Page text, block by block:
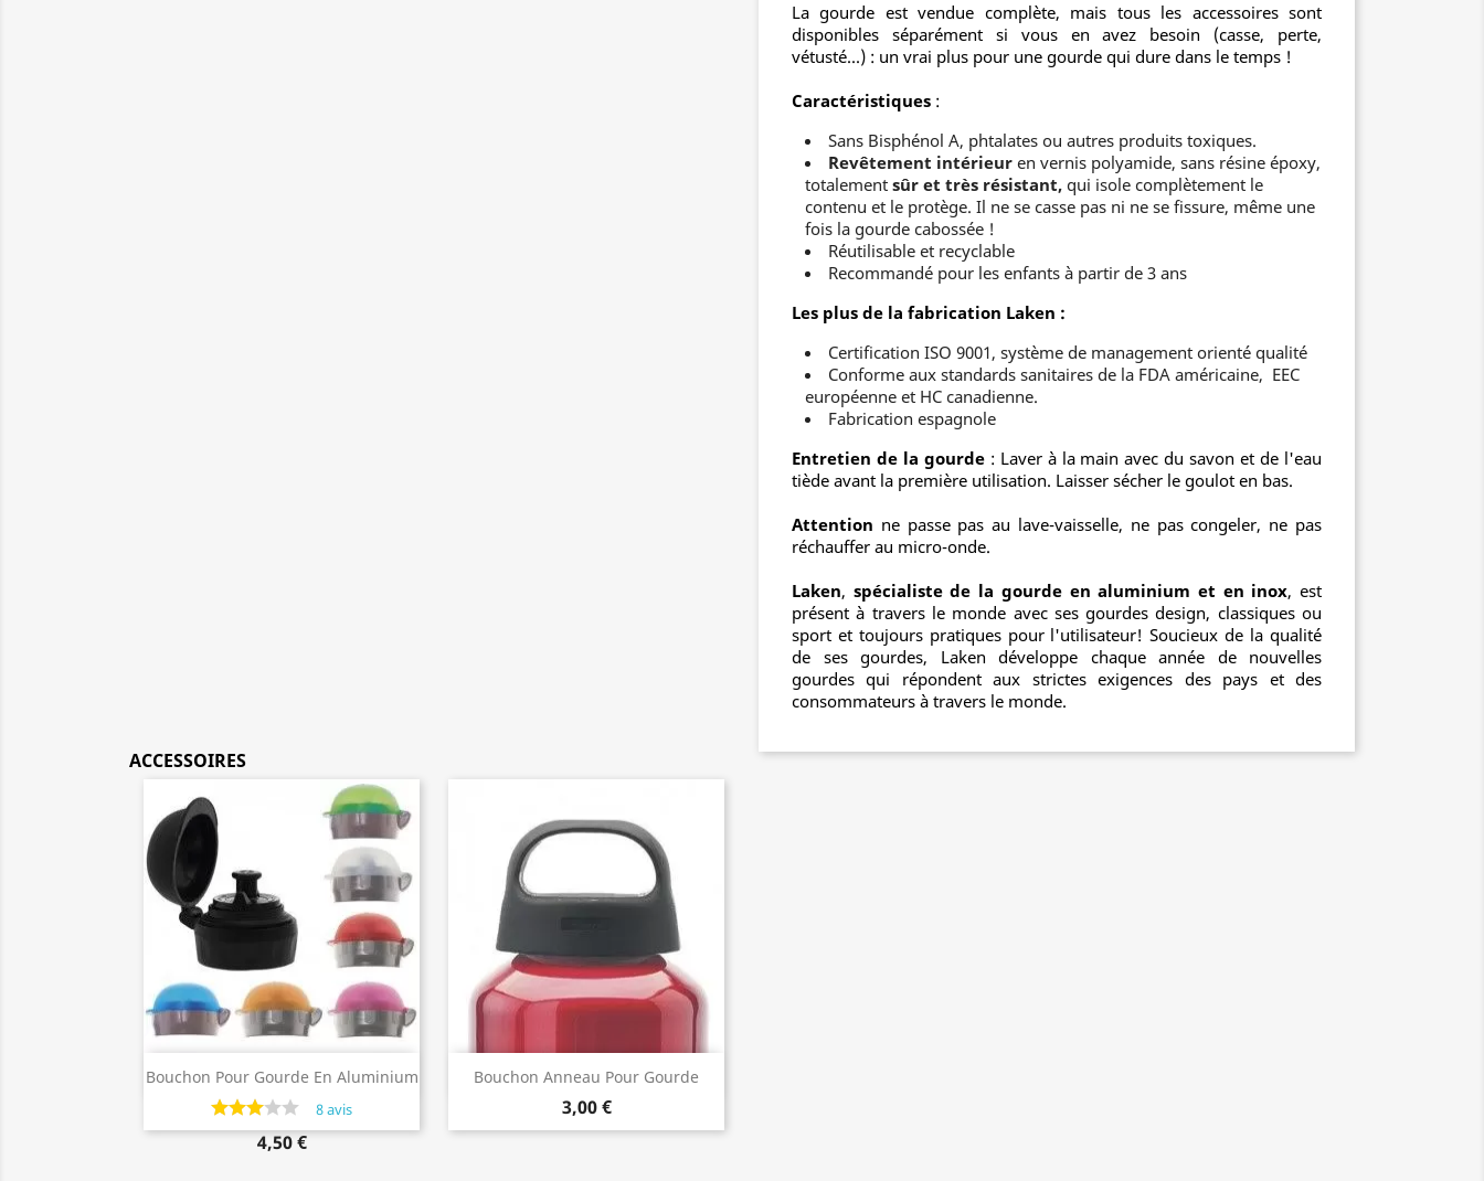
La gourde est vendue complète, mais tous les accessoires sont
disponibles séparément si vous en avez besoin (casse, perte,
vétusté...) : un vrai plus pour une gourde qui dure dans le temps !
Caractéristiques :
Sans Bisphénol A, phtalates ou autres produits toxiques.
Revêtement intérieur en vernis polyamide, sans résine époxy,
totalement sûr et très résistant, qui isole complètement le
contenu et le protège. Il ne se casse pas ni ne se fissure, même une
fois la gourde cabossée !
Réutilisable et recyclable
Recommandé pour les enfants à partir de 3 ans
Les plus de la fabrication Laken :
Certification ISO 9001, système de management orienté qualité
Conforme aux standards sanitaires de la FDA américaine, EEC
européenne et HC canadienne.
Fabrication espagnole
Entretien de la gourde : Laver à la main avec du savon et de l'eau
tiède avant la première utilisation. Laisser sécher le goulot en bas.
Attention ne passe pas au lave-vaisselle, ne pas congeler, ne pas
réchauffer au micro-onde.
Laken, spécialiste de la gourde en aluminium et en inox, est
présent à travers le monde avec ses gourdes design, classiques ou
sport et toujours pratiques pour l'utilisateur! Soucieux de la qualité
de ses gourdes, Laken développe chaque année de nouvelles
gourdes qui répondent aux strictes exigences des pays et des
consommateurs à travers le monde.
ACCESSOIRES
Bouchon Pour Gourde En Aluminium
Enfant De Marque Laken
8 avis
4,50 €
Aperçu rapide
Bouchon Anneau Pour Gourde
Aluminium Large Goulot De Laken
3,00 €
 Aperçu rapide